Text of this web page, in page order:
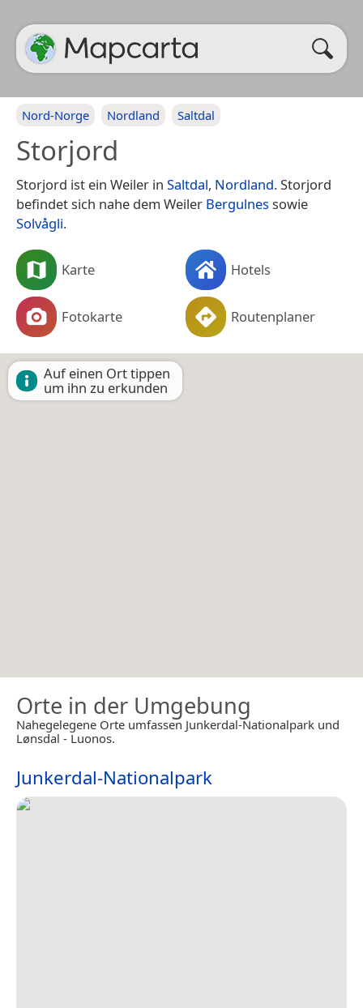
Nord-Norge Nordland Saltdal
Storjord
Storjord ist ein Weiler in Saltdal, Nordland. Storjord
befindet sich nahe dem Weiler Bergulnessowie
Solvågli.
Karte Hotels
Fotokarte Routenplaner
Auf einen Ort tippen
um ihn zu erkunden
Orte in der Umgebung
Nahegelegene Orte umfassen Junkerdal-Nationalpark und
Lønsdal - Luonos.
Junkerdal-Nationalpark